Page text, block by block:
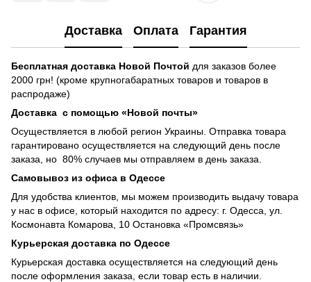
Доставка Оплата Гарантия
Бесплатная доставка Новой Почтой для заказов более
2000 грн! (кроме крупногабаратных товаров и товаров в
распродаже)
Доставка с помощью «Новой почты»
Осуществляется в любой регион Украины. Отправка товара
гарантировано осуществляется на следующий день после
заказа, но 80% случаев мы отправляем в день заказа.
Самовывоз из офиса в Одессе
Для удобства клиентов, мы можем производить выдачу товара
у нас в офисе, который находится по адресу: г. Одесса, ул.
Космонавта Комарова, 10 Остановка «Промсвязь»
Курьерская доставка по Одессе
Курьерская доставка осуществляется на следующий день
после оформления заказа, если товар есть в наличии.